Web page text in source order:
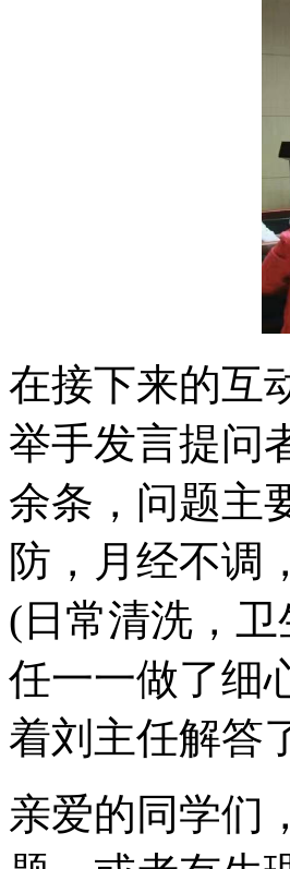
在接下来的互
举手发言提问
余条，问题主
防，月经不调
(日常清洗，
任一一做了细
着刘主任解答
亲爱的同学们